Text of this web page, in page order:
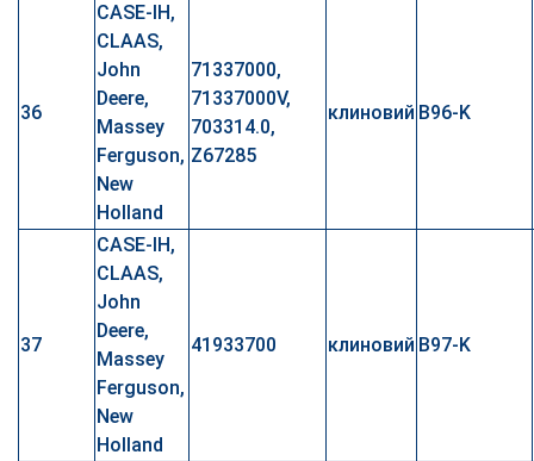
36
CASE-IH,
CLAAS,
John
Deere,
Massey
Ferguson,
New
Holland
71337000,
71337000V,
703314.0,
Z67285
клиновий B96-K
37
CASE-IH,
CLAAS,
John
Deere,
Massey
Ferguson,
New
Holland
41933700 клиновий B97-K